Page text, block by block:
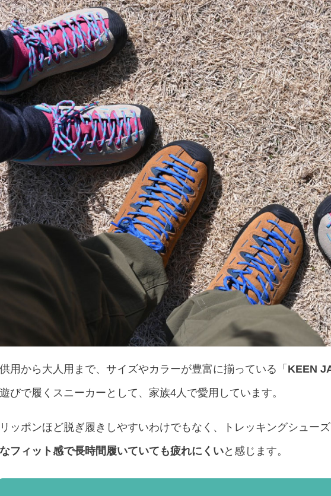
用から大人用まで、サイズやカラーが豊富に揃っている「 KEEN
びで履くスニーカーとして、家族4人で愛用しています。
ッポンほど脱ぎ履きしやすいわけでもなく、トレッキングシュー
フィット感で長時間履いていても疲れにくいと感じます。